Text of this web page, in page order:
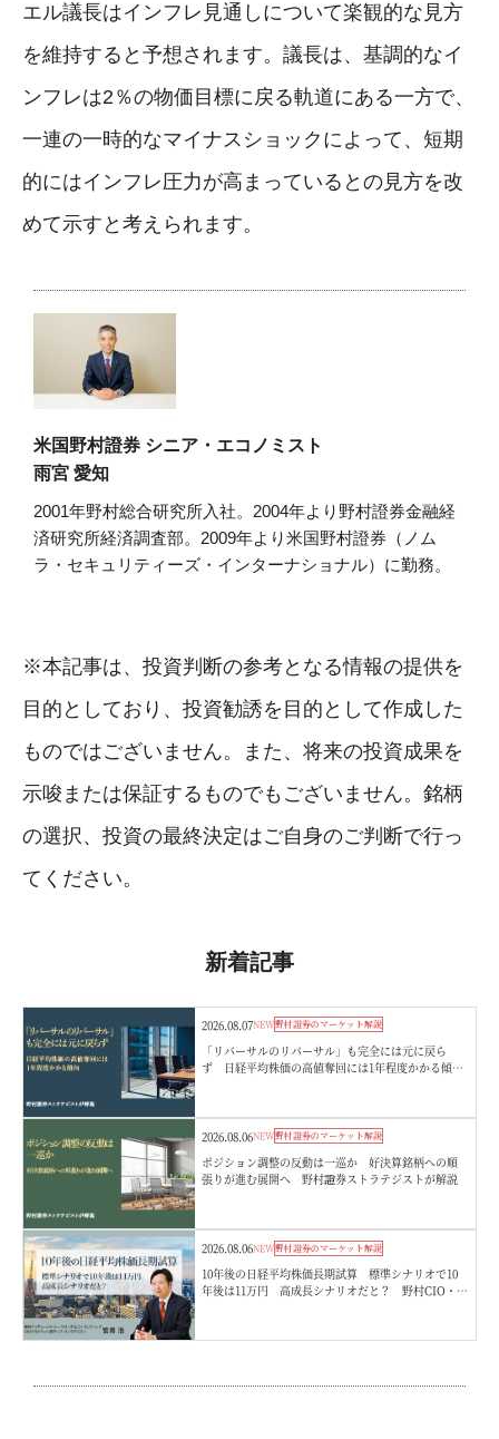
エル議長はインフレ見通しについて楽観的な見方
を維持すると予想されます。議長は、基調的なイ
ンフレは2％の物価目標に戻る軌道にある一方で、
一連の一時的なマイナスショックによって、短期
的にはインフレ圧力が高まっているとの見方を改
めて示すと考えられます。
米国野村證券 シニア・エコノミスト
雨宮 愛知
2001年野村総合研究所入社。2004年より野村證券金融経
済研究所経済調査部。2009年より米国野村證券（ノム
ラ・セキュリティーズ・インターナショナル）に勤務。
※本記事は、投資判断の参考となる情報の提供を
目的としており、投資勧誘を目的として作成した
ものではございません。また、将来の投資成果を
示唆または保証するものでもございません。銘柄
の選択、投資の最終決定はご自身のご判断で行っ
てください。
新着記事
2026.08.07NEW野村證券のマーケット解説
「リバーサルのリバーサル」も完全には元に戻ら
ず 日経平均株価の高値奪回には1年程度かかる傾
2026.08.06NEW野村證券のマーケット解説
ポジション調整の反動は一巡か 好決算銘柄への順
張りが進む展開へ 野村證券ストラテジストが解説
2026.08.06NEW野村證券のマーケット解説
10年後の日経平均株価長期試算 標準シナリオで10
年後は11万円 高成長シナリオだと？ 野村CIO・宮